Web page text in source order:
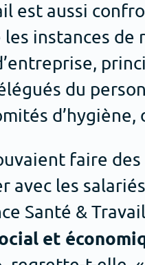
est aussi
instances
du
faire
avec les
Santé &
et